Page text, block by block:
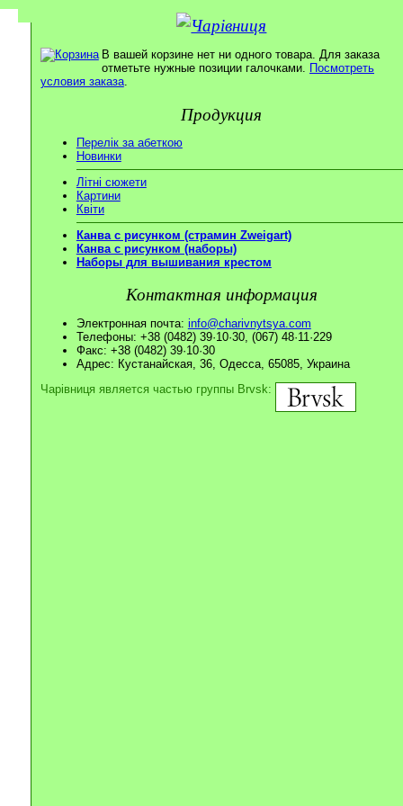
В вашей корзине нет ни одного товара. Для заказа
отметьте нужные позиции галочками. Посмотреть
условия заказа.
Продукция
Перелік за абеткою
Новинки
Літні сюжети
Картини
Квіти
Канва с рисунком (страмин Zweigart)
Канва с рисунком (наборы)
Наборы для вышивания крестом
Контактная информация
Электронная почта: info@charivnytsya.com
Телефоны: +38 (0482) 39·10·30, (067) 48·11·229
Факс: +38 (0482) 39·10·30
Адрес: Кустанайская, 36, Одесса, 65085, Украина
Чарівниця является частью группы Brvsk: